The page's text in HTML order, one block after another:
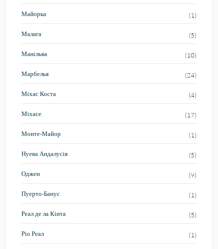
Майорка (1)
Малага (5)
Манільва (10)
Марбелья (24)
Міхас Коста (4)
Міхасе. (17)
Монте-Майор (1)
Нуева Андалусія (5)
Оджен (9)
Пуерто-Банус (1)
Реал де ла Кінта (5)
Ріо Реал (1)